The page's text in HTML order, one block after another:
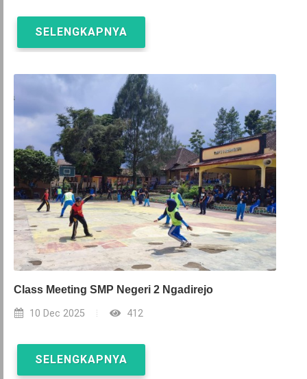
SELENGKAPNYA
Class Meeting SMP Negeri 2 Ngadirejo
10 Dec 2025 412
SELENGKAPNYA